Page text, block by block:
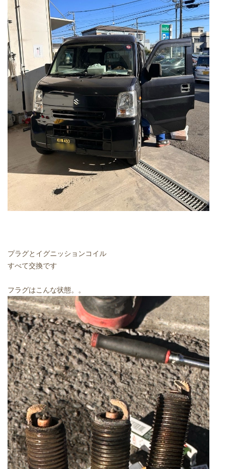
プラグとイグニッションコイル
すべて交換です
フラグはこんな状態。。